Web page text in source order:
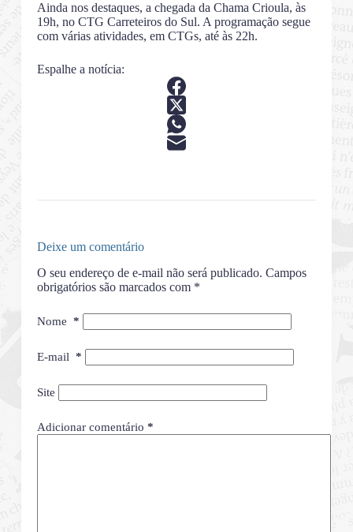
Ainda nos destaques, a chegada da Chama Crioula, às
19h, no CTG Carreteiros do Sul. A programação segue
com várias atividades, em CTGs, até às 22h.
Espalhe a notícia:
Deixe um comentário
O seu endereço de e-mail não será publicado. Campos
obrigatórios são marcados com *
Nome *
E-mail *
Site
Adicionar comentário *